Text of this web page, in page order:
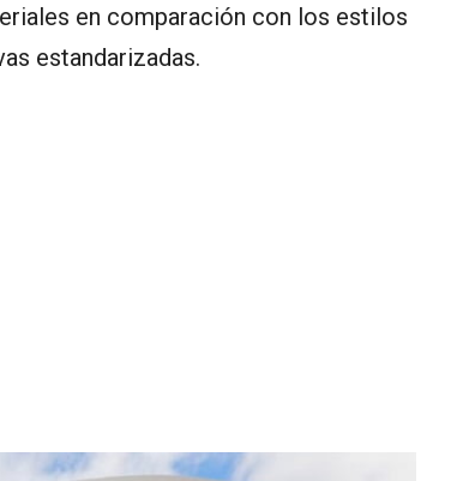
en comparación con los estilos
estandarizadas.